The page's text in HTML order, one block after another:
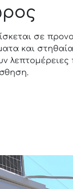
σε
και